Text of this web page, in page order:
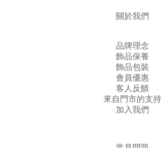
關於我們
品牌理念
飾品保養
飾品包裝
會員優惠
客人反饋
來自門市的支持
加入我們